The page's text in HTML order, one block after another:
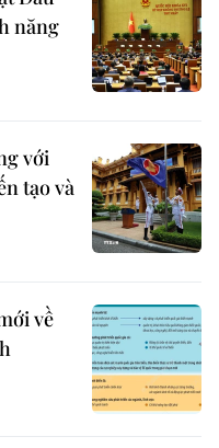
năng
với
tạo và
về